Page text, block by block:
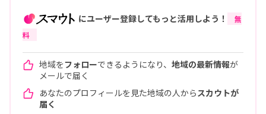
にユーザー登録してもっと活用しよう！
無
料
地域をフォローできるようになり、 地域の最新情報が
メールで届く
あなたのプロフィールを見た地域の人から スカウトが
届く